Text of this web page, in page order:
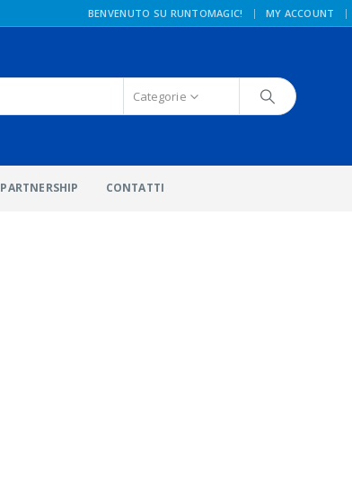
BENVENUTO SU RUNTOMAGIC! | MY ACCOUNT
Categorie
PARTNERSHIP CONTATTI